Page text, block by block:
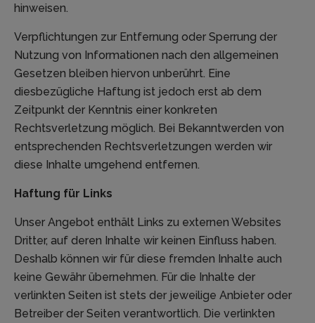
hinweisen.
Verpflichtungen zur Entfernung oder Sperrung der
Nutzung von Informationen nach den allgemeinen
Gesetzen bleiben hiervon unberührt. Eine
diesbezügliche Haftung ist jedoch erst ab dem
Zeitpunkt der Kenntnis einer konkreten
Rechtsverletzung möglich. Bei Bekanntwerden von
entsprechenden Rechtsverletzungen werden wir
diese Inhalte umgehend entfernen.
Haftung für Links
Unser Angebot enthält Links zu externen Websites
Dritter, auf deren Inhalte wir keinen Einfluss haben.
Deshalb können wir für diese fremden Inhalte auch
keine Gewähr übernehmen. Für die Inhalte der
verlinkten Seiten ist stets der jeweilige Anbieter oder
Betreiber der Seiten verantwortlich. Die verlinkten